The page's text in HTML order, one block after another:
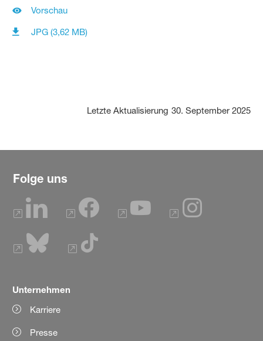
Vorschau
JPG (3,62 MB)
Letzte Aktualisierung 30. September 2025
Folge uns
Unternehmen
Karriere
Presse